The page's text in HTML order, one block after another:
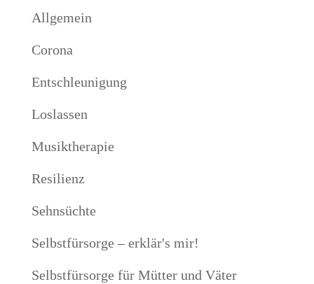
Allgemein
Corona
Entschleunigung
Loslassen
Musiktherapie
Resilienz
Sehnsüchte
Selbstfürsorge – erklär's mir!
Selbstfürsorge für Mütter und Väter